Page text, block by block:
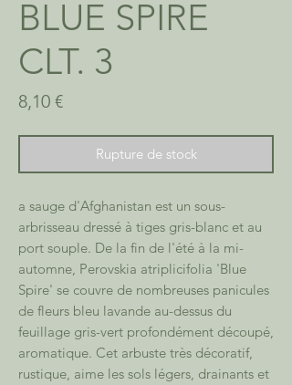
BLUE SPIRE
CLT. 3
8,10 €Prix
Rupture de stock
a sauge d'Afghanistan est un sous-
arbrisseau dressé à tiges gris-blanc et au
port souple. De la fin de l'été à la mi-
automne, Perovskia atriplicifolia 'Blue
Spire' se couvre de nombreuses panicules
de fleurs bleu lavande au-dessus du
feuillage gris-vert profondément découpé,
aromatique. Cet arbuste très décoratif,
rustique, aime les sols légers, drainants et